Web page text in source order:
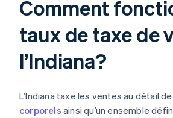
Comment
taux de taxe de
l’Indiana?
L’Indiana taxe les ventes au détail de
corporels ainsi qu’un ensemble